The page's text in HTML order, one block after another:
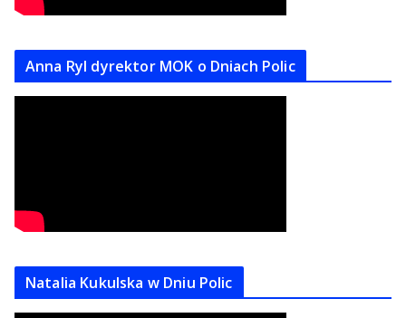
Anna Ryl dyrektor MOK o Dniach Polic
Natalia Kukulska w Dniu Polic